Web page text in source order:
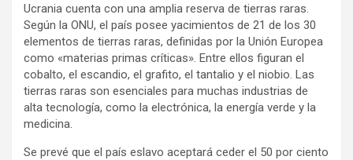
Ucrania cuenta con una amplia reserva de tierras raras.
Según la ONU, el país posee yacimientos de 21 de los 30
elementos de tierras raras, definidas por la Unión Europea
como «materias primas críticas». Entre ellos figuran el
cobalto, el escandio, el grafito, el tantalio y el niobio. Las
tierras raras son esenciales para muchas industrias de
alta tecnología, como la electrónica, la energía verde y la
medicina.
Se prevé que el país eslavo aceptará ceder el 50 por ciento